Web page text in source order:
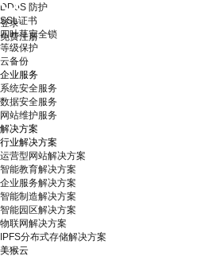
登录
免费注册
DDoS 防护
SSL证书
四叶草安全锁
等级保护
云备份
企业服务
系统安全服务
数据安全服务
网站维护服务
解决方案
行业解决方案
运营型网站解决方案
智能教育解决方案
企业服务解决方案
智能制造解决方案
智能园区解决方案
物联网解决方案
IPFS分布式存储解决方案
美猴云